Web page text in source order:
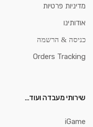
מדיניות פרטיות
אודותינו
כניסה & הרשמה
Orders Tracking
שירותי מעבדה ועוד…
iGame